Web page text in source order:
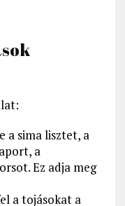
a sima lisztet, a
a
Ez adja meg
a tojásokat a